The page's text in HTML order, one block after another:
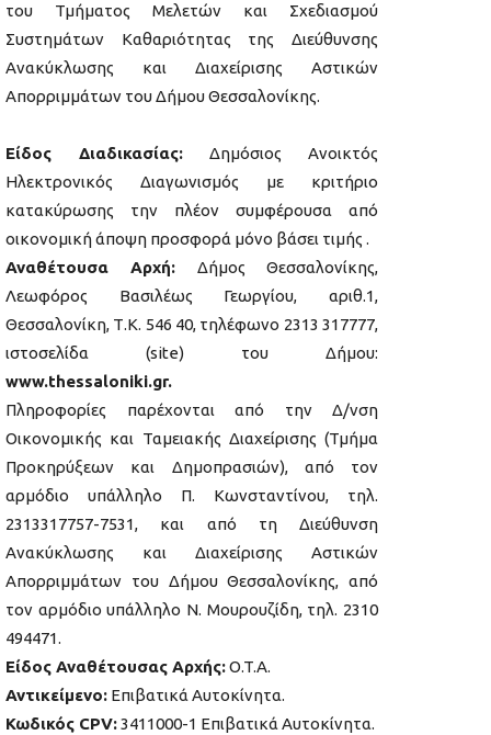
του Τμήματος Μελετών και Σχεδιασμού
Συστημάτων Καθαριότητας της Διεύθυνσης
Ανακύκλωσης και Διαχείρισης Αστικών
Απορριμμάτων του Δήμου Θεσσαλονίκης.
Είδος Διαδικασίας: Δημόσιος Ανοικτός
Ηλεκτρονικός Διαγωνισμός με κριτήριο
κατακύρωσης την πλέον συμφέρουσα από
οικονομική άποψη προσφορά μόνο βάσει τιμής .
Αναθέτουσα Αρχή: Δήμος Θεσσαλονίκης,
Λεωφόρος Βασιλέως Γεωργίου, αριθ.1,
Θεσσαλονίκη, Τ.Κ. 546 40, τηλέφωνο 2313 317777,
ιστοσελίδα (site) του Δήμου:
www.thessaloniki.gr.
Πληροφορίες παρέχονται από την Δ/νση
Οικονομικής και Ταμειακής Διαχείρισης (Τμήμα
Προκηρύξεων και Δημοπρασιών), από τον
αρμόδιο υπάλληλο Π. Κωνσταντίνου, τηλ.
2313317757-7531, και από τη Διεύθυνση
Ανακύκλωσης και Διαχείρισης Αστικών
Απορριμμάτων του Δήμου Θεσσαλονίκης, από
τον αρμόδιο υπάλληλο Ν. Μουρουζίδη, τηλ. 2310
494471.
Είδος Αναθέτουσας Αρχής:O.T.A.
Αντικείμενο: Επιβατικά Αυτοκίνητα.
Κωδικός CPV:3411000-1 Επιβατικά Αυτοκίνητα.